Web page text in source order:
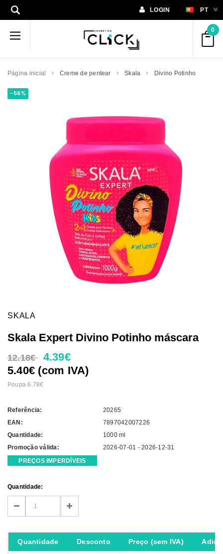
LOGIN PT
0
Página inicial Creme de pentear Skala Divino Potinho
-56%
SKALA
Skala Expert Divino Potinho máscara
12.18€ 4.39€
5.40€ (com IVA)
Poupa 6.78€
Referência:
20265
EAN:
7897042007226
Quantidade:
1000 ml
Promoção válida:
2026-07-01 - 2026-12-31
PREÇOS IMPERDÍVEIS
Current
Stock:
Quantidade:
DECREASE
QUANTITY:
INCREASE
QUANTITY:
Quantidade Desconto Preço (sem IVA)